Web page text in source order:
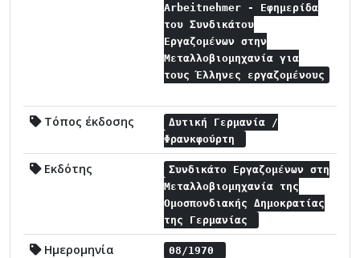
Arbeitnehmer - Εφημερίδα
του Συνδικάτου
Εργαζομένων στην
Μεταλλοβιομηχανία για
τους Έλληνες εργαζομένους
Τόπος έκδοσης
Δυτική Γερμανία /
Φρανκφούρτη
Εκδότης
Συνδικάτο Εργαζομένων στη
Μεταλλοβιομηχανία της
Ομοσπονδιακής Δημοκρατίας
της Γερμανίας
Ημερομηνία 08/1970